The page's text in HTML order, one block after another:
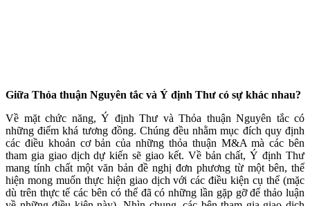
Giữa Thỏa thuận Nguyên tắc và Ý định Thư có sự khác nhau?
Về mặt chức năng, Ý định Thư và Thỏa thuận Nguyên tắc có
những điểm khá tương đồng. Chúng đều nhằm mục đích quy định
các điều khoản cơ bản của những thỏa thuận M&A mà các bên
tham gia giao dịch dự kiến sẽ giao kết. Về bản chất, Ý định Thư
mang tính chất một văn bản đề nghị đơn phương từ một bên, thể
hiện mong muốn thực hiện giao dịch với các điều kiện cụ thể (mặc
dù trên thực tế các bên có thể đã có những lần gặp gỡ để thảo luận